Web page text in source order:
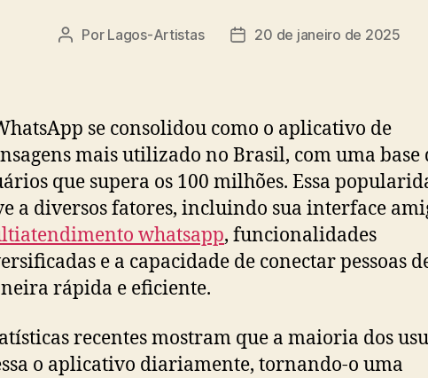
Autor
Por Lagos-Artistas
Data20 de janeiro de 2025
se consolidou como o aplicativo de
mais utilizado no Brasil, com uma base
que supera os 100 milhões. Essa
a diversos fatores, incluindo sua interface
whatsapp, funcionalidades
e a capacidade de conectar pessoas
rápida e eficiente.
recentes mostram que a maioria dos
o aplicativo diariamente, tornando-o uma